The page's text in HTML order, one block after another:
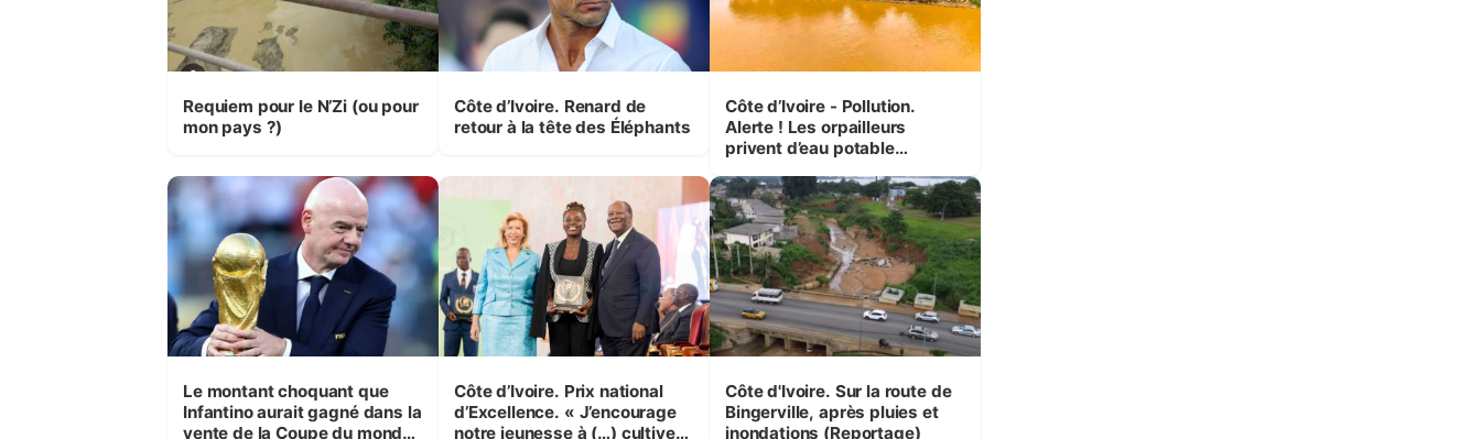
Requiem pour le N’Zi (ou pour
mon pays ?)
Côte d’Ivoire. Renard de
retour à la tête des Éléphants
Côte d’Ivoire - Pollution.
Alerte ! Les orpailleurs
privent d’eau potable
autour d’Agboville
Le montant choquant que
Infantino aurait gagné dans la
vente de la Coupe du monde
Côte d’Ivoire. Prix national
d’Excellence. « J’encourage
notre jeunesse à (…) cultiver
Côte d'Ivoire. Sur la route de
Bingerville, après pluies et
inondations (Reportage)